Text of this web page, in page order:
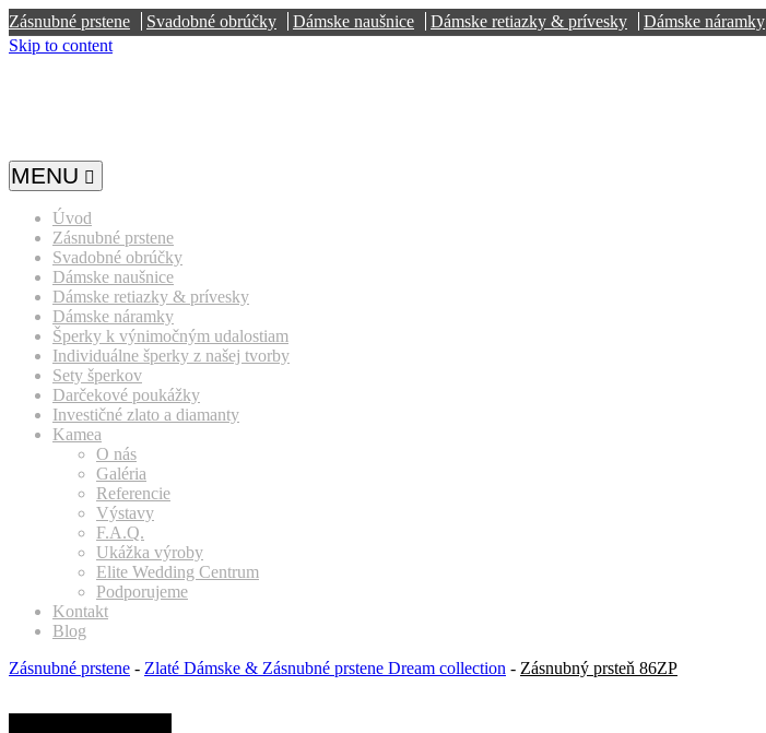
Zásnubné prstene Svadobné obrúčky Dámske naušnice Dámske retiazky & prívesky Dámske náramky
Skip to content
MENU
Úvod
Zásnubné prstene
Svadobné obrúčky
Dámske naušnice
Dámske retiazky & prívesky
Dámske náramky
Šperky k výnimočným udalostiam
Individuálne šperky z našej tvorby
Sety šperkov
Darčekové poukážky
Investičné zlato a diamanty
Kamea
O nás
Galéria
Referencie
Výstavy
F.A.Q.
Ukážka výroby
Elite Wedding Centrum
Podporujeme
Kontakt
Blog
Zásnubné prstene - Zlaté Dámske & Zásnubné prstene Dream collection - Zásnubný prsteň 86ZP